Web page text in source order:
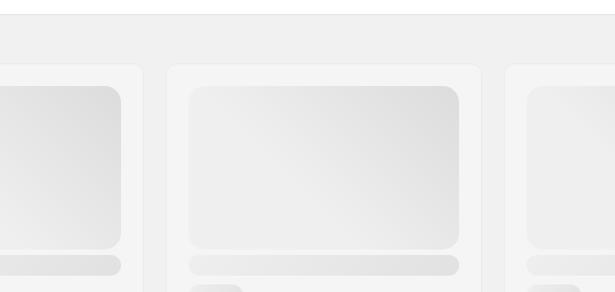
Paino:
1360g